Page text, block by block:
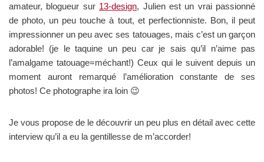
amateur, blogueur sur 13-design, Julien est un vrai passionné
de photo, un peu touche à tout, et perfectionniste. Bon, il peut
impressionner un peu avec ses tatouages, mais c’est un garçon
adorable! (je le taquine un peu car je sais qu’il n’aime pas
l’amalgame tatouage=méchant!) Ceux qui le suivent depuis un
moment auront remarqué l’amélioration constante de ses
photos! Ce photographe ira loin 😉
Je vous propose de le découvrir un peu plus en détail avec cette
interview qu’il a eu la gentillesse de m’accorder!